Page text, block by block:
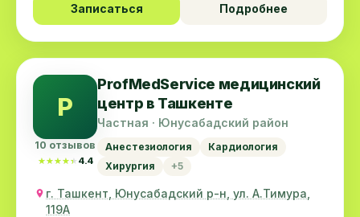
Записаться
Подробнее
P
10 отзывов
★★★★★
★★★★★ 4.4
ProfMedService медицинский
центр в Ташкенте
Частная · Юнусабадский район
Анестезиология
Кардиология
Хирургия
+5
г. Ташкент, Юнусабадский р-н, ул. А.Тимура,
119A